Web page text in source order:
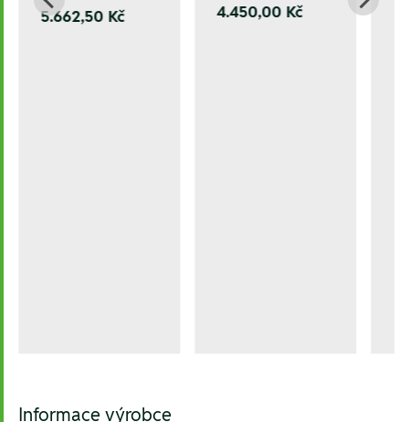
5.662,50 Kč
4.450,00 Kč
Informace výrobce